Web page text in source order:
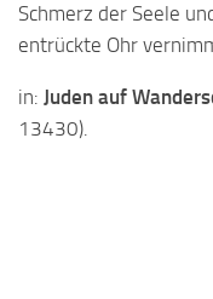
Schmerz der Seele
entrückte Ohr
in: Juden auf
13430).